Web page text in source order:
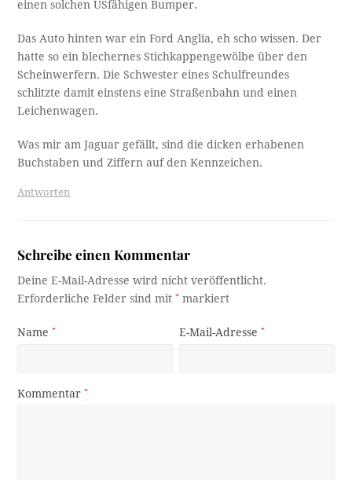
einen solchen USfähigen Bumper.
Das Auto hinten war ein Ford Anglia, eh scho wissen. Der
hatte so ein blechernes Stichkappengewölbe über den
Scheinwerfern. Die Schwester eines Schulfreundes
schlitzte damit einstens eine Straßenbahn und einen
Leichenwagen.
Was mir am Jaguar gefällt, sind die dicken erhabenen
Buchstaben und Ziffern auf den Kennzeichen.
Antworten
Schreibe einen Kommentar
Deine E-Mail-Adresse wird nicht veröffentlicht.
Erforderliche Felder sind mit* markiert
Name* E-Mail-Adresse*
Kommentar*